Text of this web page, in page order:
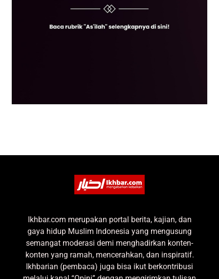
Ikhbar.com merupakan portal berita, kajian, dan
gaya hidup Muslim Indonesia yang mengusung
semangat moderasi demi menghadirkan konten-
konten yang ramah, mencerahkan, dan inspiratif.
Ikhbarian (pembaca) juga bisa ikut berkontribusi